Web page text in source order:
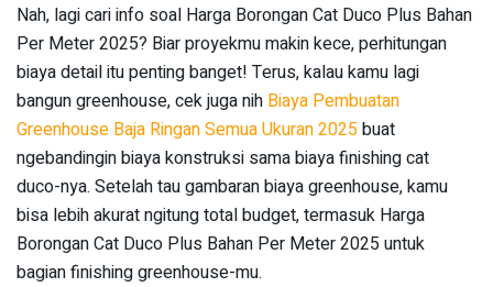
Nah, lagi cari info soal Harga Borongan Cat Duco Plus Bahan
Per Meter 2025? Biar proyekmu makin kece, perhitungan
biaya detail itu penting banget! Terus, kalau kamu lagi
bangun greenhouse, cek juga nih Biaya Pembuatan
Greenhouse Baja Ringan Semua Ukuran 2025buat
ngebandingin biaya konstruksi sama biaya finishing cat
duco-nya. Setelah tau gambaran biaya greenhouse, kamu
bisa lebih akurat ngitung total budget, termasuk Harga
Borongan Cat Duco Plus Bahan Per Meter 2025 untuk
bagian finishing greenhouse-mu.